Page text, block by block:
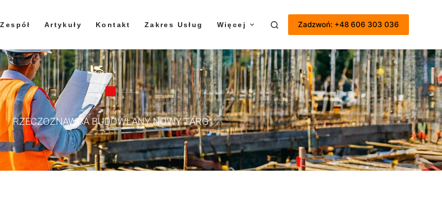
Zespół Artykuły Kontakt Zakres Usług Więcej Zadzwoń: +48 606 303 036
RZECZOZNAWCA BUDOWLANY NOWY TARG